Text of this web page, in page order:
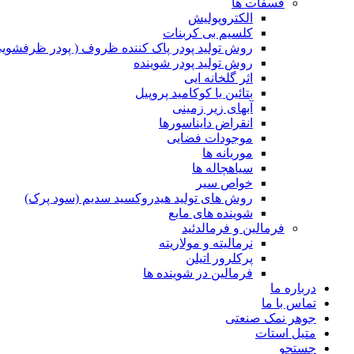
فسفات ها
الکتروپولیش
کلسیم بی کربنات
روش تولید پودر پاک کننده ظروف ( پودر
روش تولید پودر شوینده
اثر گلخانه ایی
بتائین یا کوکامید پروپیل
آبهای زیر زمینی
انقراض دایناسورها
موجودات فضایی
موریانه ها
سیاهچاله ها
خواص سیر
روش های تولید هیدروکسید سدیم (سود پرک)
شوینده های مایع
فرمالین و فرمالدئید
نرمالیته و مولاریته
پرکلرور اتیلن
فرمالین در شوینده ها
درباره ما
تماس با ما
جوهر نمک صنعتی
متیل استات
جستجو